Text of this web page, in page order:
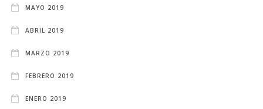
MAYO 2019
ABRIL 2019
MARZO 2019
FEBRERO 2019
ENERO 2019